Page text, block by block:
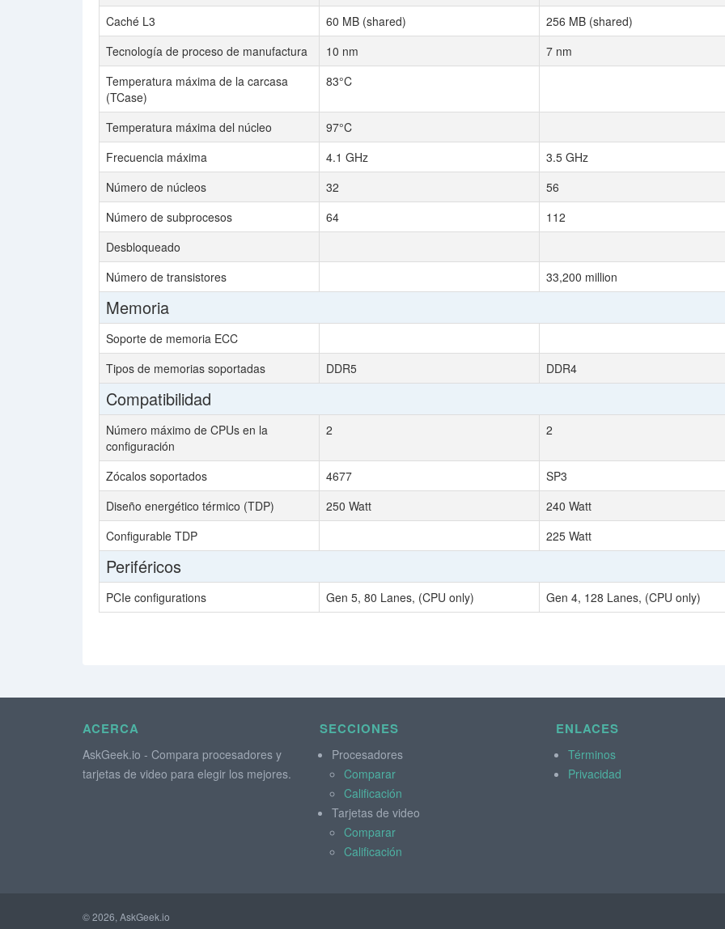
Caché L3
60 MB (shared)
256 MB (shared)
Tecnología de proceso de manufactura
10 nm
7 nm
Temperatura máxima de la carcasa
(TCase)
83°C
Temperatura máxima del núcleo
97°C
Frecuencia máxima
4.1 GHz
3.5 GHz
Número de núcleos
32
56
Número de subprocesos
64
112
Desbloqueado
Número de transistores
33,200 million
Memoria
Soporte de memoria ECC
Tipos de memorias soportadas
DDR5 DDR4
Compatibilidad
Número máximo de CPUs en la
configuración
2 2
Zócalos soportados 4677
SP3
Diseño energético térmico (TDP)
250 Watt
240 Watt
Configurable TDP
225 Watt
Periféricos
PCIe configurations Gen 5, 80 Lanes, (CPU only) Gen 4, 128 Lanes, (CPU only)
ACERCA
AskGeek.io - Compara procesadores y
tarjetas de video para elegir los mejores.
SECCIONES
Procesadores
Comparar
Calificación
Tarjetas de video
Comparar
Calificación
ENLACES
Términos
Privacidad
© 2026, AskGeek.io